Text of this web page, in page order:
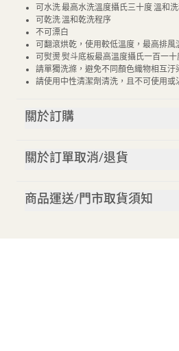
可水洗 最高水洗溫度攝氏三十度 溫和
可乾洗 溫和乾洗程序
不可漂白
可翻滾烘乾，使用較低溫度，最高排風
可熨燙 熨斗底板最高溫度攝氏一百一
請單獨洗滌，避免不同顏色織物相互汙
請使用中性清潔劑清洗，且不可使用
關於訂購
關於訂單取消/退貨
商品運送/門市取貨須知